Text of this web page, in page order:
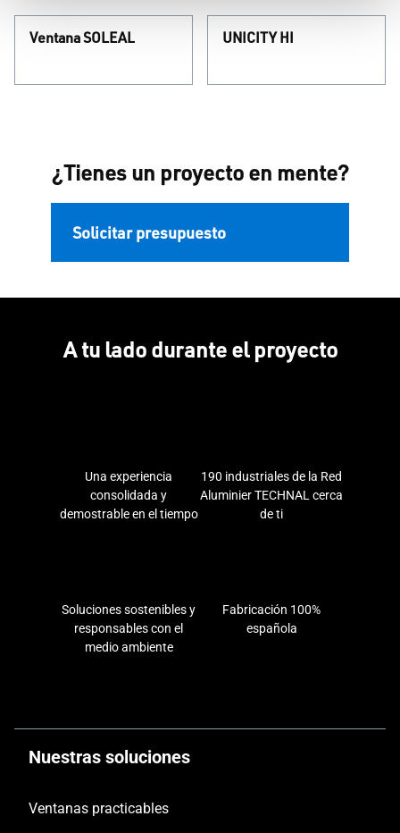
Ventana SOLEAL UNICITY HI
¿Tienes un proyecto en mente?
Solicitar presupuesto
A tu lado durante el proyecto
Una experiencia
consolidada y
demostrable en el tiempo
190 industriales de la Red
Aluminier TECHNAL cerca
de ti
Soluciones sostenibles y
responsables con el
medio ambiente
Fabricación 100%
española
Nuestras soluciones
Ventanas practicables